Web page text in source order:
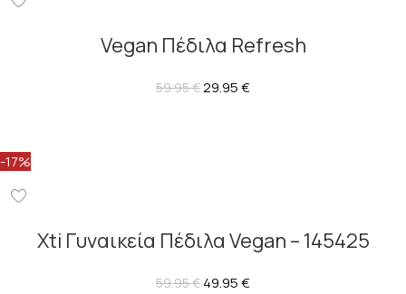
Vegan Πέδιλα Refresh
59.95€29.95€
-17%
Xti Γυναικεία Πέδιλα Vegan – 145425
59.95€ 49.95€